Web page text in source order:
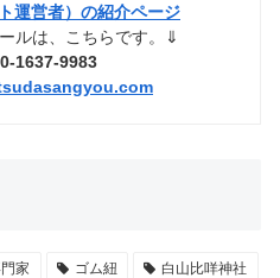
運営者）の紹介ページ
ルは、こちらです。⇓
1637-9983
家 ゴム紐 白山比咩神社